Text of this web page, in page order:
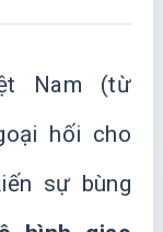
Nam (từ
hối cho
sự bùng